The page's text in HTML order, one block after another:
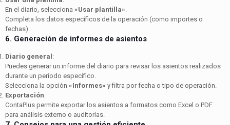
En el diario, selecciona «Usar plantilla»
Completa los datos específicos de la operación (como importes o
fechas).
6. Generación de informes de asientos
Diario general:
Puedes generar un informe del diario para revisar los asientos realizados
durante un período específico.
Selecciona la opción «Informes» y filtra por fecha o tipo de operación.
Exportación:
ContaPlus permite exportar los asientos a formatos como Excel o PDF
para análisis externo o auditorías.